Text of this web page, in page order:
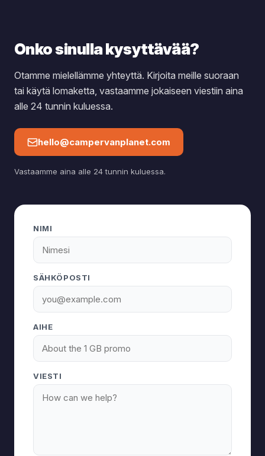
Onko sinulla kysyttävää?
Otamme mielellämme yhteyttä. Kirjoita meille suoraan
tai käytä lomaketta, vastaamme jokaiseen viestiin aina
alle 24 tunnin kuluessa.
hello@campervanplanet.com
Vastaamme aina alle 24 tunnin kuluessa.
NIMI
SÄHKÖPOSTI
AIHE
VIESTI